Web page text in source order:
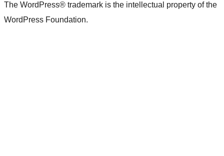
The WordPress® trademark is the intellectual property of the
WordPress Foundation.